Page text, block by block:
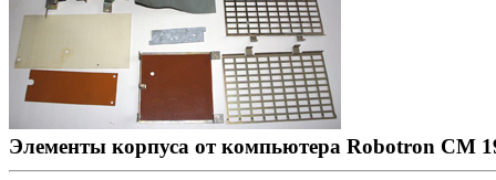
Элементы корпуса от компьютера Robotron CM